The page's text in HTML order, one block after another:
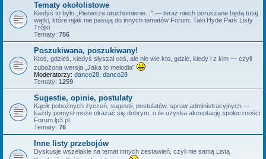
Tematy okołolistowe
Kiedyś to było „Pierwsze uruchomienie...” — teraz niech poruszane będą tutaj
wątki, które nijak nie pasują do innych tematów Forum. Taki Hyde Park Listy
Trójki
Tematy: 756
Poszukiwana, poszukiwany!
Ktoś, gdzieś, kiedyś słyszał coś, ale nie wie kto, gdzie, kiedy i z kim — czyli
zubożona wersja „Jaka to melodia”
Moderatorzy: danco28 danco28
Tematy: 1259
Sugestie, opinie, postulaty
Kącik pobożnych życzeń, sugestii, postulatów, spraw administracyjnych —
każdy pomysł może okazać się dobrym, o ile uzyska akceptację społeczności
Forum.lp3.pl.
Tematy: 76
Inne listy przebojów
Dyskusje wszelakie na temat innych zestawień, czyli nie samą Listą